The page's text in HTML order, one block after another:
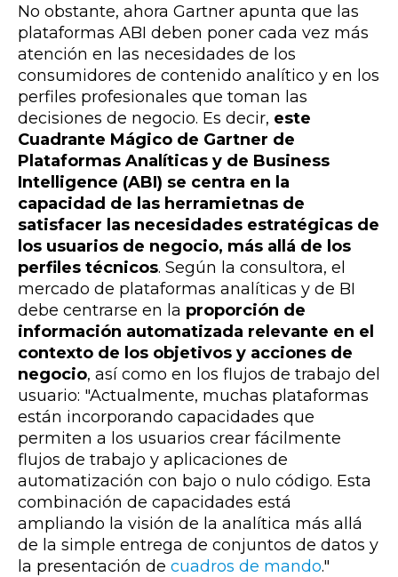
No obstante, ahora Gartner apunta que las
plataformas ABI deben poner cada vez más
atención en las necesidades de los
consumidores de contenido analítico y en los
perfiles profesionales que toman las
decisiones de negocio. Es decir, este
Cuadrante Mágico de Gartner de
Plataformas Analíticas y de Business
Intelligence (ABI) se centra en la
capacidad de las herramietnas de
satisfacer las necesidades estratégicas de
los usuarios de negocio, más allá de los
perfiles técnicos. Según la consultora, el
mercado de plataformas analíticas y de BI
debe centrarse en la proporción de
información automatizada relevante en el
contexto de los objetivos y acciones de
negocio, así como en los flujos de trabajo del
usuario: "Actualmente, muchas plataformas
están incorporando capacidades que
permiten a los usuarios crear fácilmente
flujos de trabajo y aplicaciones de
automatización con bajo o nulo código. Esta
combinación de capacidades está
ampliando la visión de la analítica más allá
de la simple entrega de conjuntos de datos y
la presentación de cuadros de mando."